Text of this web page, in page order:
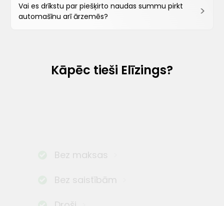
Vai es drīkstu par piešķirto naudas summu pirkt
automašīnu arī ārzemēs?
Kāpēc tieši Elīzings?
Bez maksas
Bez saistībām